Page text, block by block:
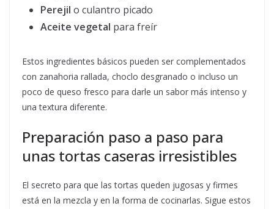
Perejil o culantro picado
Aceite vegetal para freír
Estos ingredientes básicos pueden ser complementados
con zanahoria rallada, choclo desgranado o incluso un
poco de queso fresco para darle un sabor más intenso y
una textura diferente.
Preparación paso a paso para
unas tortas caseras irresistibles
El secreto para que las tortas queden jugosas y firmes
está en la mezcla y en la forma de cocinarlas. Sigue estos